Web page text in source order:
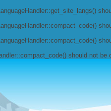
should not be